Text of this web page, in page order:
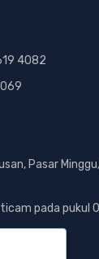
4082
Pasar
pada pukul